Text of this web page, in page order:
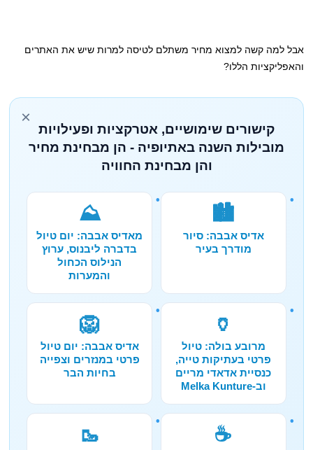
אבל למה קשה למצוא מחיר משתלם לטיסה למרות שיש את האתרים
והאפליקציות הללו?
×
קישורים שימושיים, אטרקציות ופעילויות
מובילות השנה באתיופיה - הן מבחינת מחיר
והן מבחינת החוויה
🏙️
אדיס אבבה: סיור
מודרך בעיר
⛰️
מאדיס אבבה: יום טיול
בדברה ליבנוס, ערוץ
הנילוס הכחול
והמערות
🏺
מרובע בולה: טיול
פרטי בעתיקות טייה,
כנסיית אדאדי מריים
וב-Melka Kunture
🦁
אדיס אבבה: יום טיול
פרטי במנזרים וצפייה
בחיות הבר
☕
🥾